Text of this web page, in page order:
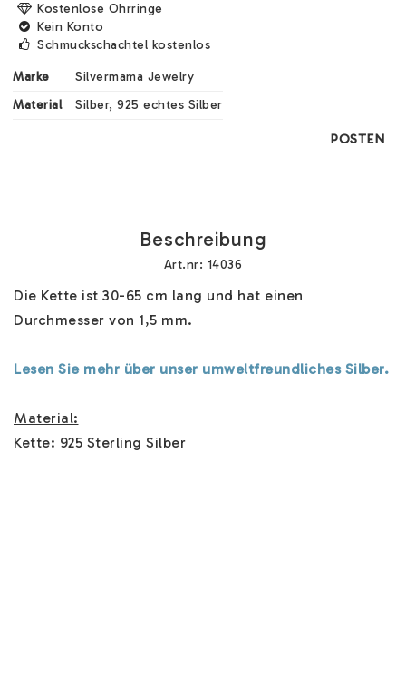
Kostenlose Ohrringe
Kein Konto
Schmuckschachtel kostenlos
Marke
Silvermama Jewelry
Material
Silber, 925 echtes Silber
POSTEN
Beschreibung
Art.nr: 14036
Die Kette ist 30-65 cm lang und hat einen
Durchmesser von 1,5 mm.
Lesen Sie mehr über unser umweltfreundliches Silber.
Material:
Kette: 925 Sterling Silber